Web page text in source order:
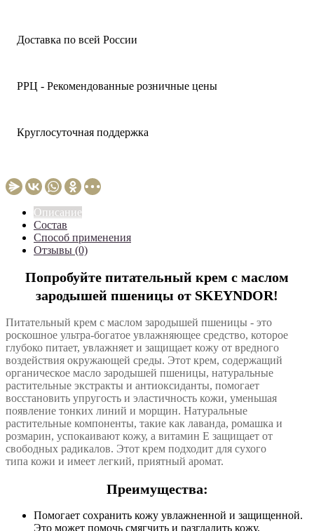
Доставка по всей России
РРЦ - Рекомендованные розничные цены
Круглосуточная поддержка
Описание
Состав
Способ применения
Отзывы (0)
Попробуйте питательный крем с маслом
зародышей пшеницы от SKEYNDOR!
Питательный крем с маслом зародышей пшеницы - это
роскошное ультра-богатое увлажняющее средство, которое
глубоко питает, увлажняет и защищает кожу от вредного
воздействия окружающей среды. Этот крем, содержащий
органическое масло зародышей пшеницы, натуральные
растительные экстракты и антиоксиданты, помогает
восстановить упругость и эластичность кожи, уменьшая
появление тонких линий и морщин. Натуральные
растительные компоненты, такие как лаванда, ромашка и
розмарин, успокаивают кожу, а витамин Е защищает от
свободных радикалов. Этот крем подходит для сухого
типа кожи и имеет легкий, приятный аромат.
Преимущества:
Помогает сохранить кожу увлажненной и защищенной.
Это может помочь смягчить и разгладить кожу,